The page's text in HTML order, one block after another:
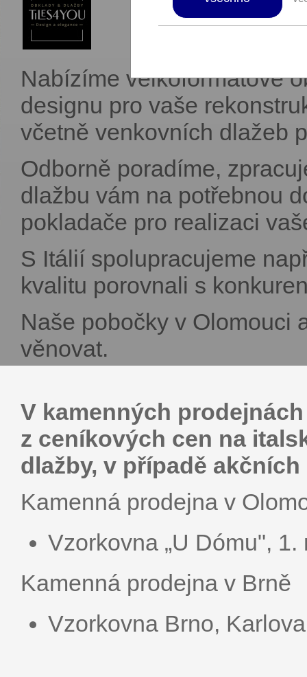
Nabízíme velkoformátové
designu pro vaše
včetně venkovních dlažeb
Odborně poradíme,
dlažbu vám na potřebnou
pokladače pro realizaci
S Itálií spolupracujeme
kvalitu porovnali s
Naše pobočky v Olomouci
věnovat.
V kamenných
z ceníkových cen na
dlažby, v případě
Kamenná prodejna v
Vzorkovna „U Dómu",
Kamenná prodejna v Brně
Vzorkovna Brno,